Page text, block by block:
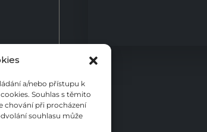
a/nebo přístupu k
Souhlas s těmito
chování při procházení
souhlasu může